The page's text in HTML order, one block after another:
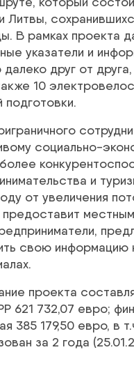
Литвы,
В рамках проекта
указатели и
друг от
10
подготовки.
социально-
и
от увеличения
предоставит
свою информацию
проекта
621 732,07 евро;
385 179,50 евро, в
за 2 года